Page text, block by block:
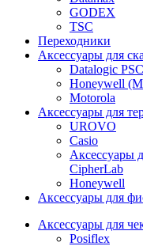
GODEX
TSC
Переходники
Аксессуары для
Datalogic PSC
Honeywell
Motorola
Аксессуары для
UROVO
Casio
Аксессуары
CipherLab
Honeywell
Аксессуары для
Аксессуары для
Posiflex